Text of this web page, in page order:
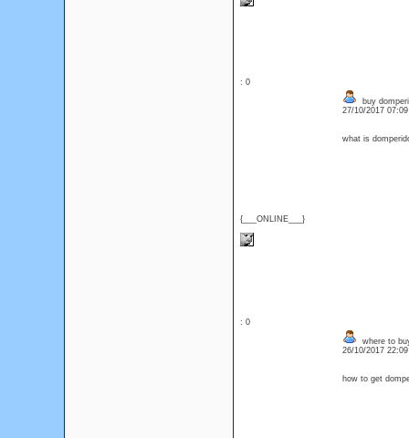
: 0
{___ONLINE___}
buy
27/10/2017
what is
: 0
where to
26/10/2017
how to get